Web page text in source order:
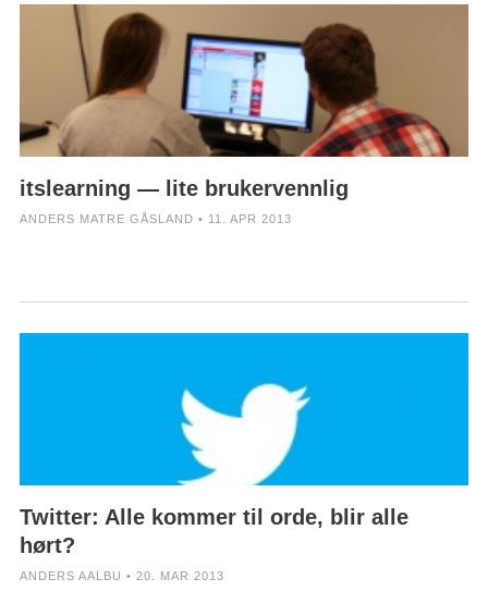
itslearning — lite brukervennlig
ANDERS MATRE GÅSLAND • 11. APR 2013
Twitter: Alle kommer til orde, blir alle
hørt?
ANDERS AALBU • 20. MAR 2013